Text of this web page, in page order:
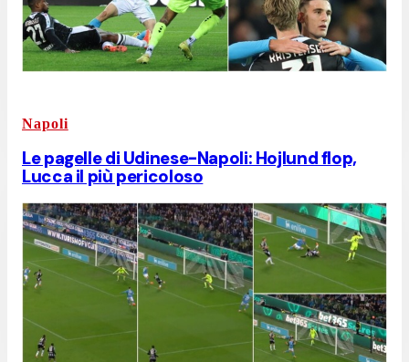
Napoli
Le pagelle di Udinese-Napoli: Hojlund flop,
Lucca il più pericoloso